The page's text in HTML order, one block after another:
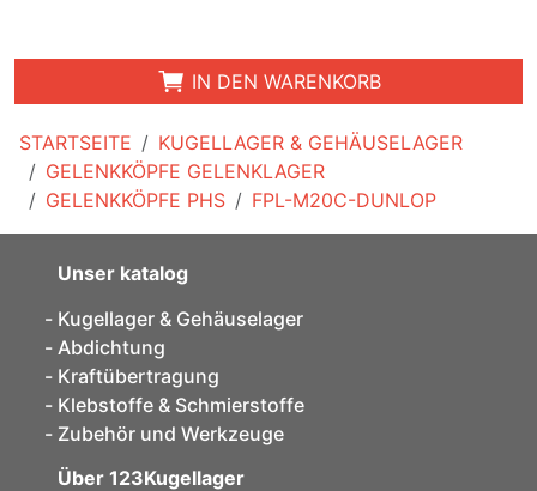
STARTSEITE
KUGELLAGER & GEHÄUSELAGER
GELENKKÖPFE GELENKLAGER
GELENKKÖPFE PHS
FPL-M20C-DUNLOP
IN DEN WARENKORB
Unser katalog
Kugellager & Gehäuselager
Abdichtung
Kraftübertragung
Klebstoffe & Schmierstoffe
Zubehör und Werkzeuge
Über 123Kugellager